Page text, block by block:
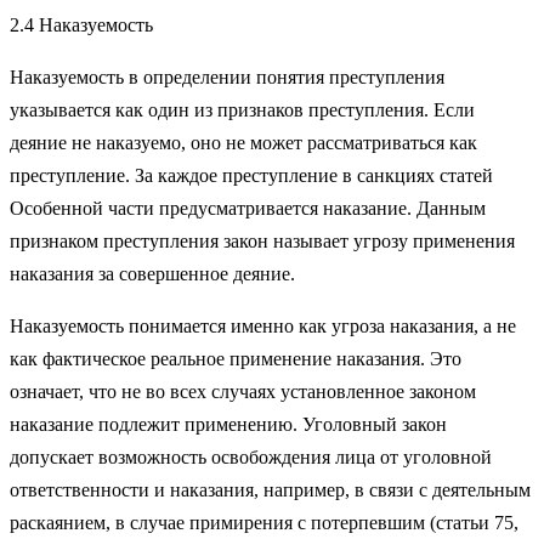
2.4 Наказуемость
Наказуемость в определении понятия преступления
указывает­ся как один из признаков преступления. Если
деяние не наказуе­мо, оно не может рассматриваться как
преступление. За каждое преступление в санкциях статей
Особенной части предусматривает­ся наказание. Данным
признаком преступления закон называет угрозу применения
наказания за совершенное деяние.
Наказуемость понимается именно как угроза наказания, а не
как фактическое реальное применение наказания. Это
означает, что не во всех случаях установленное законом
наказание подлежит применению. Уголовный закон
допускает возможность освобожде­ния лица от уголовной
ответственности и наказания, например, в связи с деятельным
раскаянием, в случае примирения с потерпев­шим (статьи 75,